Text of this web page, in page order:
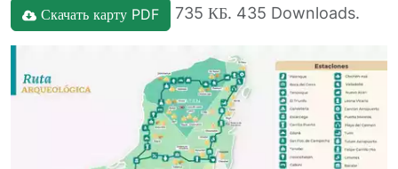
Скачать карту PDF 735 КБ. 435 Downloads.